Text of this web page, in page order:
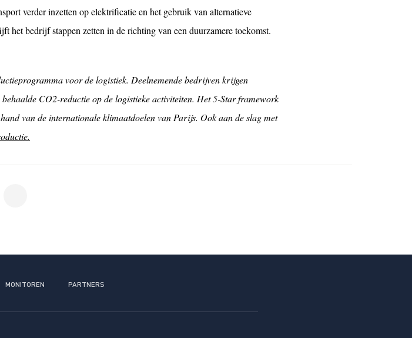
verder inzetten op elektrificatie en het gebruik van alternatieve
het bedrijf stappen zetten in de richting van een duurzamere toekomst.
voor de logistiek. Deelnemende bedrijven krijgen
CO2-reductie op de logistieke activiteiten. Het 5-Star framework
van de internationale klimaatdoelen van Parijs. Ook aan de slag met
MONITOREN PARTNERS